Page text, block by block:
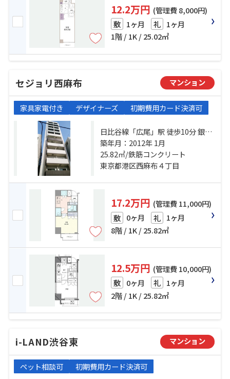
12.2万円 (管理費 8,000円)
敷 1ヶ月 礼 1ヶ月
1階 / 1K / 25.02㎡
セジョリ西麻布 マンション
家具家電付き デザイナーズ 初期費用カード決済可
日比谷線「広尾」駅 徒歩10分 銀座
線「表参道」駅 徒歩17分 都営大江
戸線「六本木」駅 徒歩20分
築年月：2012年 1月
25.82㎡/鉄筋コンクリート
東京都港区西麻布４丁目
17.2万円 (管理費 11,000円)
敷 0ヶ月 礼 1ヶ月
8階 / 1K / 25.82㎡
12.5万円 (管理費 10,000円)
敷 0ヶ月 礼 1ヶ月
2階 / 1K / 25.82㎡
i-LAND渋谷東 マンション
ペット相談可 初期費用カード決済可